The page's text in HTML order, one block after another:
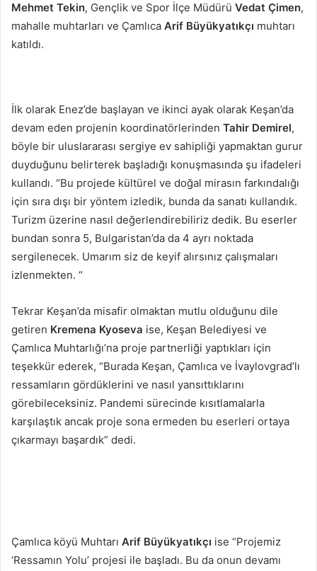
Mehmet Tekin, Gençlik ve Spor İlçe Müdürü Vedat Çimen,
mahalle muhtarları ve Çamlıca Arif Büyükyatıkçı muhtarı
katıldı.
İlk olarak Enez’de başlayan ve ikinci ayak olarak Keşan’da
devam eden projenin koordinatörlerinden Tahir Demirel,
böyle bir uluslararası sergiye ev sahipliği yapmaktan gurur
duyduğunu belirterek başladığı konuşmasında şu ifadeleri
kullandı. “Bu projede kültürel ve doğal mirasın farkındalığı
için sıra dışı bir yöntem izledik, bunda da sanatı kullandık.
Turizm üzerine nasıl değerlendirebiliriz dedik. Bu eserler
bundan sonra 5, Bulgaristan’da da 4 ayrı noktada
sergilenecek. Umarım siz de keyif alırsınız çalışmaları
izlenmekten. “
Tekrar Keşan’da misafir olmaktan mutlu olduğunu dile
getiren Kremena Kyoseva ise, Keşan Belediyesi ve
Çamlıca Muhtarlığı’na proje partnerliği yaptıkları için
teşekkür ederek, “Burada Keşan, Çamlıca ve İvaylovgrad’lı
ressamların gördüklerini ve nasıl yansıttıklarını
görebileceksiniz. Pandemi sürecinde kısıtlamalarla
karşılaştık ancak proje sona ermeden bu eserleri ortaya
çıkarmayı başardık” dedi.
Çamlıca köyü Muhtarı Arif Büyükyatıkçı ise “Projemiz
‘Ressamın Yolu’ projesi ile başladı. Bu da onun devamı